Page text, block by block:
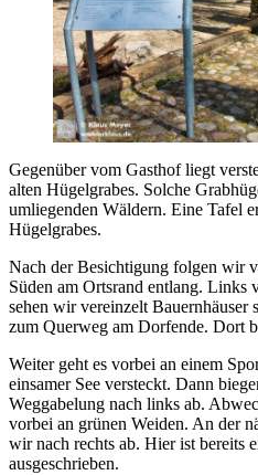
Gegenüber vom Gasthof liegt
alten Hügelgrabes. Solche
umliegenden Wäldern. Eine Tafel
Hügelgrabes.
Nach der Besichtigung folgen wir
Süden am Ortsrand entlang. Links
sehen wir vereinzelt Bauernhäuser
zum Querweg am Dorfende. Dort
Weiter geht es vorbei an einem
einsamer See versteckt. Dann
Weggabelung nach links ab.
vorbei an grünen Weiden. An der
wir nach rechts ab. Hier ist bereits
ausgeschrieben.